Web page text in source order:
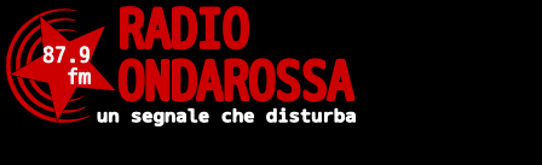
contenuto
principale